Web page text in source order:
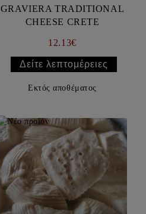
GRAVIERA TRADITIONAL
CHEESE CRETE
12.13€
Δείτε λεπτομέρειες
Εκτός αποθέματος